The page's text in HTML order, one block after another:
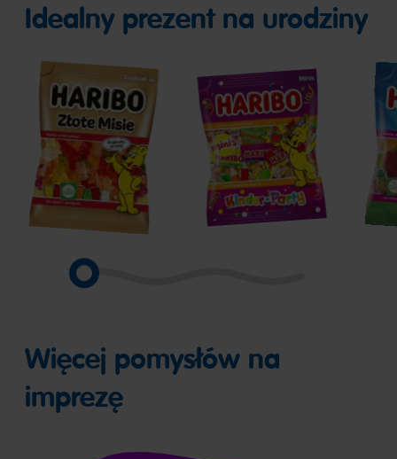
Idealny prezent na urodziny
Złote
Misie
Kinder
Party
Więcej pomysłów na
imprezę